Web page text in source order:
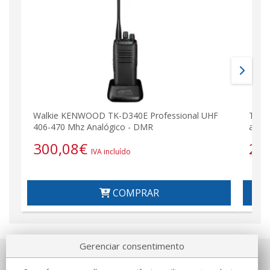
Walkie KENWOOD TK-D340E Professional UHF
406-470 Mhz Analógico - DMR
300,08€ IVA incluído
COMPRAR
Gerenciar consentimento